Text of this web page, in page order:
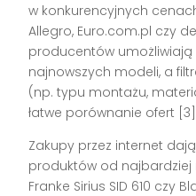
w konkurencyjnych
Allegro, Euro.com.pl czy
producentów
najnowszych modeli, a
(np. typu montażu,
łatwe porównanie ofert
Zakupy przez internet
produktów od
Franke Sirius SID 610 czy